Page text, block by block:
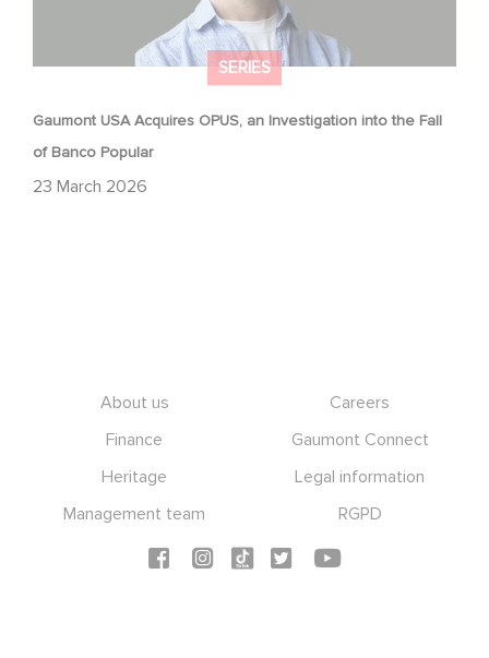
SERIES
Gaumont USA Acquires OPUS, an Investigation into the Fall
of Banco Popular
23 March 2026
About us
Careers
Finance
Gaumont Connect
Heritage
Legal information
Management team
RGPD
Social icons